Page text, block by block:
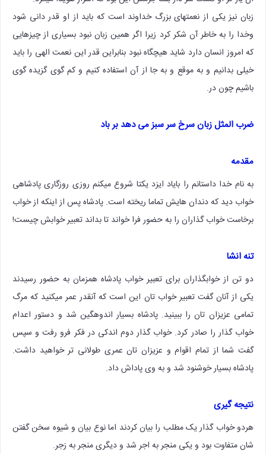
زبان نیز یکی از نعمتهای بزرگ خداوند است که باید از او قدر دانی شود
وخدا را به خاطر آن شکر کرد زیرا اگر همین زبان نبود بسیاری از چیزهایی
که امروز انسان دارد شاید هیچگاه نبود بنابراین قدر این نعمت الهی را باید
خیلی بدانیم و به موقع و به جا از آن استفاده کنیم و کم گوی گزیده گوی
باشیم چون در.
ضرب المثل زبان سرخ سر سبز می دهد بر باد
مقدمه
به نام خدا داستانم را بایاد ایزد یکتا شروع میکنم روزی روزگاری پادشاهی
خواب دید که دندان هایش تماما ریخته است. پادشاه پس از اینکه از خواب
برخاست خواب گذاران را به حضور فرا خواند تا بداند تعبیر خوابش چیست!
تنه انشا
دو تن از خوابگذاران برای تعبیر خواب پادشاه همزمان به حضور رسیدند
یکی از آنان گفت تعبیر خواب تان این است که آنقدر عمر میکنید که مرگ
تمامی عزیزان تان را ببینید. پادشاه بسیار اندوهگین شد و دستور اعدام
خواب گذار را صادر کرد. خواب گذار دوم اندکی در فکر فرو رفت و سپس
گفت شما از تمام اقوام و عزیزان تان عمری طولانی تر خواهید داشت‌.
پادشاه بسیار خوشنود شد و به وی پاداش داد.
نتیجه گیری
هردو خواب گذار یک مطلب را بیان کردند اما نوع بیان و شیوه سخن گفتن
شان متفاوت بود و یکی منجر به اجر شد و دیگری منجر به زجر.